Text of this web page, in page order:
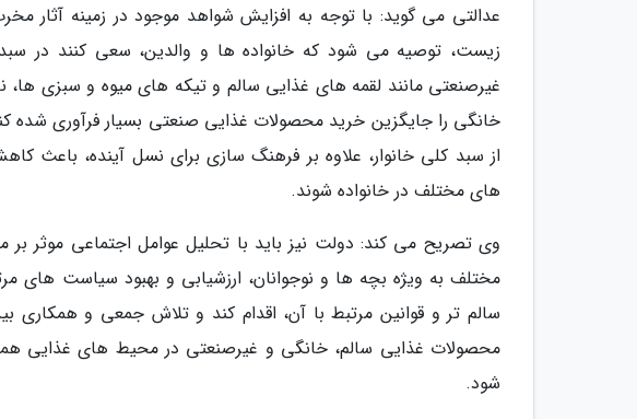
عدالتی می گوید: با توجه به افزایش شواهد موجود در زمینه
زیست، توصیه می شود که خانواده ها و والدین، سعی کنند در
غیرصنعتی مانند لقمه های غذایی سالم و تیکه های میوه و سبزی
خانگی را جایگزین خرید محصولات غذایی صنعتی بسیار فرآوری
از سبد کلی خانوار، علاوه بر فرهنگ سازی برای نسل آینده، باعث
های مختلف در خانواده شوند.
وی تصریح می کند: دولت نیز باید با تحلیل عوامل اجتماعی موثر
مختلف به ویژه بچه ها و نوجوانان، ارزشیابی و بهبود سیاست های
سالم تر و قوانین مرتبط با آن، اقدام کند و تلاش جمعی و همکاری
محصولات غذایی سالم، خانگی و غیرصنعتی در محیط های غذایی
شود.